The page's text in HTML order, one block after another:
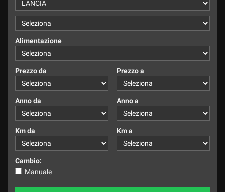
Alimentazione
Prezzo da Prezzo a
Anno da Anno a
Km da Km a
Cambio:
Manuale